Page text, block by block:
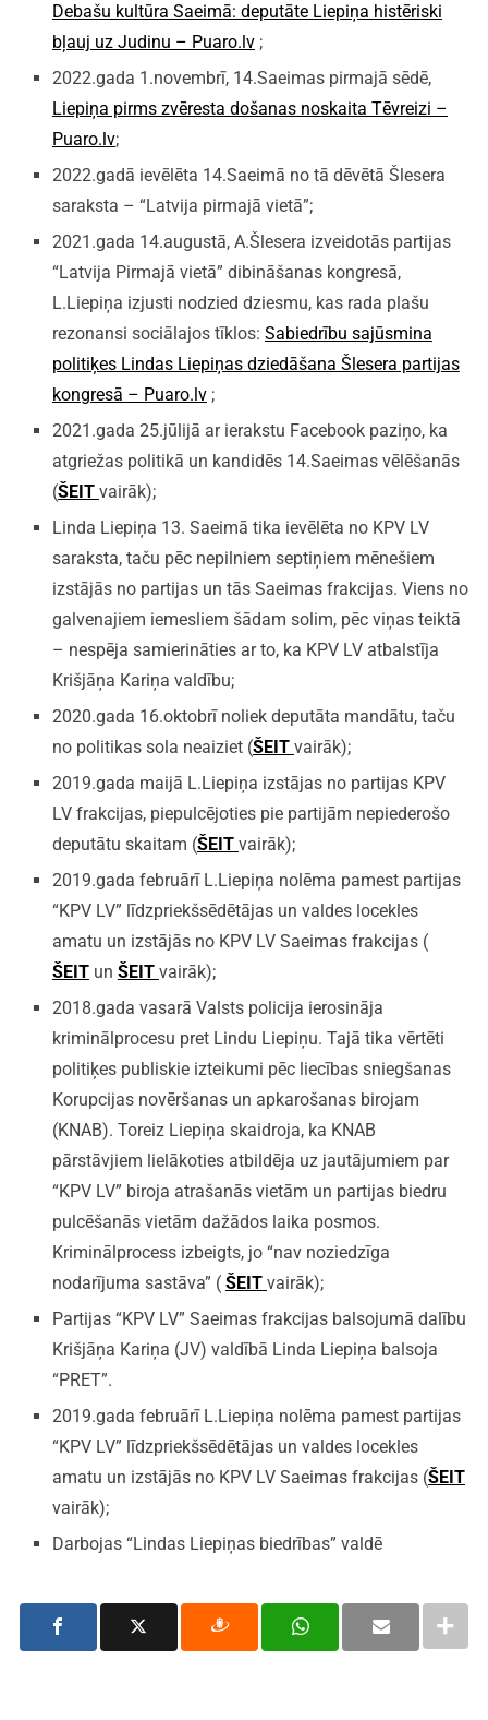
Debašu kultūra Saeimā: deputāte Liepiņa histēriski
bļauj uz Judinu – Puaro.lv;
2022.gada 1.novembrī, 14.Saeimas pirmajā sēdē,
Liepiņa pirms zvēresta došanas noskaita Tēvreizi –
Puaro.lv;
2022.gadā ievēlēta 14.Saeimā no tā dēvētā Šlesera
saraksta – “Latvija pirmajā vietā”;
2021.gada 14.augustā, A.Šlesera izveidotās partijas
“Latvija Pirmajā vietā” dibināšanas kongresā,
L.Liepiņa izjusti nodzied dziesmu, kas rada plašu
rezonansi sociālajos tīklos: Sabiedrību sajūsmina
politiķes Lindas Liepiņas dziedāšana Šlesera partijas
kongresā – Puaro.lv;
2021.gada 25.jūlijā ar ierakstu Facebook paziņo, ka
atgriežas politikā un kandidēs 14.Saeimas vēlēšanās
(ŠEIT vairāk);
Linda Liepiņa 13. Saeimā tika ievēlēta no KPV LV
saraksta, taču pēc nepilniem septiņiem mēnešiem
izstājās no partijas un tās Saeimas frakcijas. Viens no
galvenajiem iemesliem šādam solim, pēc viņas teiktā
– nespēja samierināties ar to, ka KPV LV atbalstīja
Krišjāņa Kariņa valdību;
2020.gada 16.oktobrī noliek deputāta mandātu, taču
no politikas sola neaiziet (ŠEIT vairāk);
2019.gada maijā L.Liepiņa izstājas no partijas KPV
LV frakcijas, piepulcējoties pie partijām nepiederošo
deputātu skaitam (ŠEIT vairāk);
2019.gada februārī L.Liepiņa nolēma pamest partijas
“KPV LV” līdzpriekšsēdētājas un valdes locekles
amatu un izstājās no KPV LV Saeimas frakcijas (
ŠEIT un ŠEIT vairāk);
2018.gada vasarā Valsts policija ierosināja
kriminālprocesu pret Lindu Liepiņu. Tajā tika vērtēti
politiķes publiskie izteikumi pēc liecības sniegšanas
Korupcijas novēršanas un apkarošanas birojam
(KNAB). Toreiz Liepiņa skaidroja, ka KNAB
pārstāvjiem lielākoties atbildēja uz jautājumiem par
“KPV LV” biroja atrašanās vietām un partijas biedru
pulcēšanās vietām dažādos laika posmos.
Kriminālprocess izbeigts, jo “nav noziedzīga
nodarījuma sastāva” ( ŠEIT vairāk);
Partijas “KPV LV” Saeimas frakcijas balsojumā dalību
Krišjāņa Kariņa (JV) valdībā Linda Liepiņa balsoja
“PRET”.
2019.gada februārī L.Liepiņa nolēma pamest partijas
“KPV LV” līdzpriekšsēdētājas un valdes locekles
amatu un izstājās no KPV LV Saeimas frakcijas (ŠEIT
vairāk);
Darbojas “Lindas Liepiņas biedrības” valdē